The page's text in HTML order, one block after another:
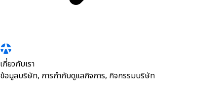
เกี่ยวกับเรา
ข้อมูลบริษัท, การกำกับดูแลกิจการ, กิจกรรมบริษัท